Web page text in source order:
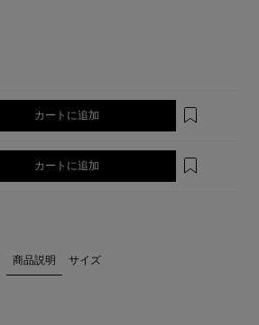
カートに追加
カートに追加
商品説明 サイズ